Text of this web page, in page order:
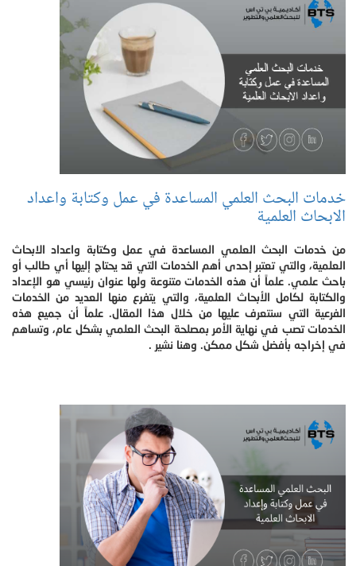
خدمات البحث العلمي المساعدة في عمل وكتابة واعداد
الابحاث العلمية
من خدمات البحث العلمي المساعدة في عمل وكتابة واعداد الابحاث
العلمية، والتي تعتبر إحدى أهم الخدمات التي قد يحتاج إليها أي طالب أو
باحث علمي. علماً أن هذه الخدمات متنوعة ولها عنوان رئيسي هو الإعداد
والكتابة لكامل الأبحاث العلمية، والتي يتفرع منها العديد من الخدمات
الفرعية التي سنتعرف عليها من خلال هذا المقال. علماً أن جميع هذه
الخدمات تصب في نهاية الأمر بمصلحة البحث العلمي بشكل عام، وتساهم
في إخراجه بأفضل شكل ممكن. وهنا نشير .